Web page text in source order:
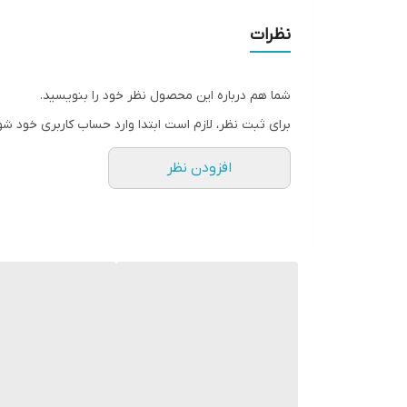
نظرات
شما هم درباره این محصول نظر خود را بنویسید.
برای ثبت نظر، لازم است ابتدا وارد حساب کاربری خود
افزودن نظر